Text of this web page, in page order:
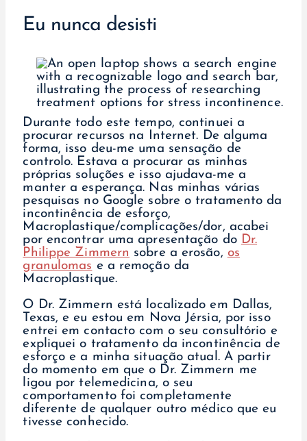
Eu nunca desisti
Durante todo este tempo, continuei a
procurar recursos na Internet. De alguma
forma, isso deu-me uma sensação de
controlo. Estava a procurar as minhas
próprias soluções e isso ajudava-me a
manter a esperança. Nas minhas várias
pesquisas no Google sobre o tratamento da
incontinência de esforço,
Macroplastique/complicações/dor, acabei
por encontrar uma apresentação do Dr.
Philippe Zimmern sobre a erosão, os
granulomas e a remoção da
Macroplastique.
O Dr. Zimmern está localizado em Dallas,
Texas, e eu estou em Nova Jérsia, por isso
entrei em contacto com o seu consultório e
expliquei o tratamento da incontinência de
esforço e a minha situação atual. A partir
do momento em que o Dr. Zimmern me
ligou por telemedicina, o seu
comportamento foi completamente
diferente de qualquer outro médico que eu
tivesse conhecido.